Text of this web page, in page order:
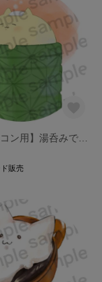
販売